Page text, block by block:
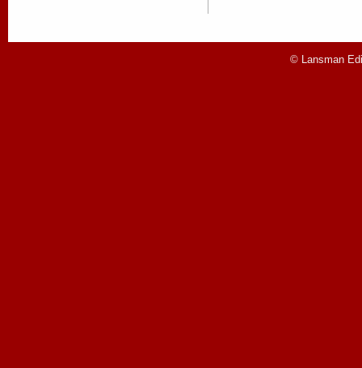
© Lansman